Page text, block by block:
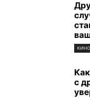
КИНО
с